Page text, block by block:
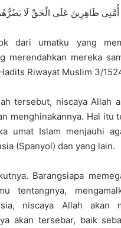
أُمَّتِي ظَاهِرِينَ عَلَى الْحَقِّ لَا
dari umatku yang
merendahkan mereka
Riwayat Muslim 3/
tersebut, niscaya Allah
menghinakannya. Hal
umat Islam menjauhi
(Spanyol) dan yang lain.
Barangsiapa
tentangnya,
niscaya Allah akan
akan tersebar, baik